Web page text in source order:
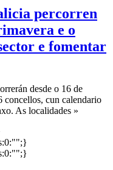
percorren
e o
e fomentar
desde o 16 de
concellos, cun calendario
As localidades »